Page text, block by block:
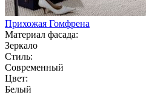
Прихожая Гомфрена
Материал фасада:
Зеркало
Стиль:
Современный
Цвет:
Белый